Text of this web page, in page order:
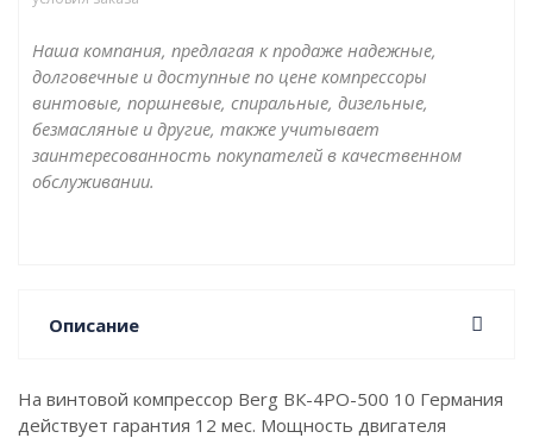
Наша компания, предлагая к продаже надежные,
долговечные и доступные по цене компрессоры
винтовые, поршневые, спиральные, дизельные,
безмасляные и другие, также учитывает
заинтересованность покупателей в качественном
обслуживании.
Описание
На винтовой компрессор Berg ВК-4РО-500 10 Германия
действует гарантия 12 мес. Мощность двигателя